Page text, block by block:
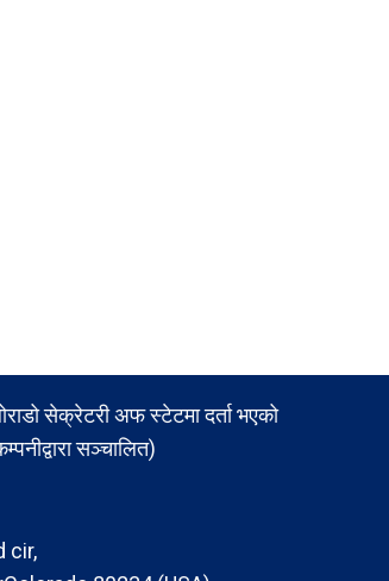
सेक्रेटरी अफ स्टेटमा दर्ता भएको
सञ्चालित)
cir,